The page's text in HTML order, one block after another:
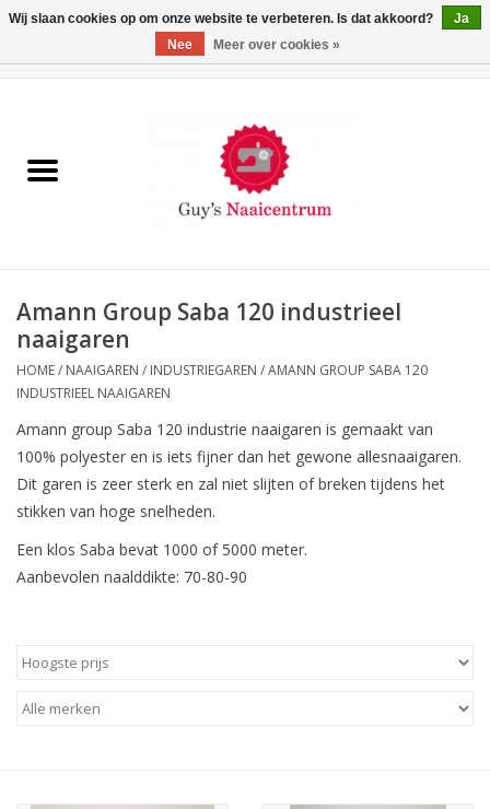
Machines
Paspoppen
Opbergsystemen
Breien en haken
Handwerk
Amann Group Saba 120 industrieel
naaigaren
HOME/ NAAIGAREN / INDUSTRIEGAREN /AMANN GROUP SABA 120
INDUSTRIEEL NAAIGAREN
Amann group Saba 120 industrie naaigaren is gemaakt van
100% polyester en is iets fijner dan het gewone allesnaaigaren.
Dit garen is zeer sterk en zal niet slijten of breken tijdens het
stikken van hoge snelheden.
Een klos Saba bevat 1000 of 5000 meter.
Aanbevolen naalddikte: 70-80-90
Wij slaan cookies op om onze website te verbeteren. Is dat akkoord?
Ja
Nee
Meer over cookies »